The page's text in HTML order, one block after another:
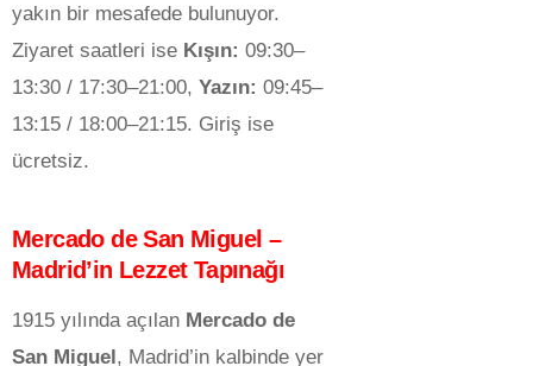
yakın bir mesafede bulunuyor.
Ziyaret saatleri ise Kışın: 09:30–
13:30 / 17:30–21:00, Yazın: 09:45–
13:15 / 18:00–21:15. Giriş ise
ücretsiz.
Mercado de San Miguel –
Madrid’in Lezzet Tapınağı
1915 yılında açılan Mercado de
San Miguel, Madrid’in kalbinde yer